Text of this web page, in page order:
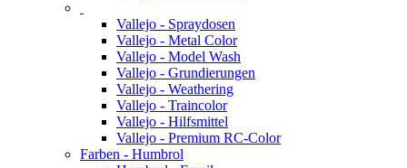
Vallejo - Spraydosen
Vallejo - Metal Color
Vallejo - Model Wash
Vallejo - Grundierungen
Vallejo - Weathering
Vallejo - Traincolor
Vallejo - Hilfsmittel
Vallejo - Premium RC-Color
Farben - Humbrol